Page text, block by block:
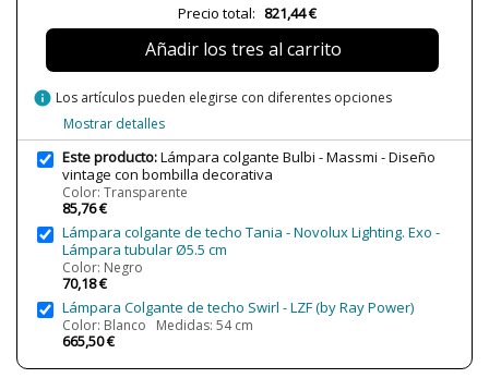
Sí
Interior
Año Lanzamiento
Tipo de Lámpara
Estado Nuevo
Precio total: 821,44 €
Añadir los tres al carrito
info Los artículos pueden elegirse con diferentes opciones
Mostrar detalles
Este producto:Lámpara colgante Bulbi - Massmi - Diseño
vintage con bombilla decorativa
Color: Transparente
85,76 €
Lámpara colgante de techo Tania - Novolux Lighting. Exo -
Lámpara tubular Ø5.5 cm
Color: Negro
70,18 €
Lámpara Colgante de techo Swirl - LZF (by Ray Power)
Color: Blanco Medidas: 54 cm
665,50 €